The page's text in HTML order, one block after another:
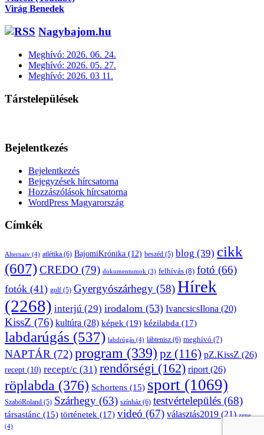
Virág Benedek
Nagybajom.hu
Meghívó: 2026. 06. 24.
Meghívó: 2026. 05. 27.
Meghívó: 2026. 03 11.
Társtelepülések
Bejelentkezés
Bejelentkezés
Bejegyzések hírcsatorna
Hozzászólások hírcsatorna
WordPress Magyarország
Címkék
Alternaiv (4) atlétika (6) BajomiKrónika (12) beszéd (5) blog (39) cikk
(607)CREDO (79) dokumentumok (3) felhívás (8) fotó (66)
fotók (41) golf (5) Gyergyószárhegy (58)Hírek
(2268) interjú (29) irodalom (53) IvancsicsIlona (20)
KissZ (76) kultúra (28) képek (19) kézilabda (17)
labdarúgás (537) labdrúgás (4) lábtenisz (6) meghívó (7)
NAPTÁR (72)program (339) pz (116) pZ.KissZ (26)
recept (10) recept/c (31) rendőrségi (162) riport(26)
röplabda (376) Schortens (15) sport (1069)
SzabóRoland (5) Szárhegy (63) színház (6) testvértelepülés (68)
társastánc (15) történetek (17) videó (67) választás2019 (21) zene
(4)